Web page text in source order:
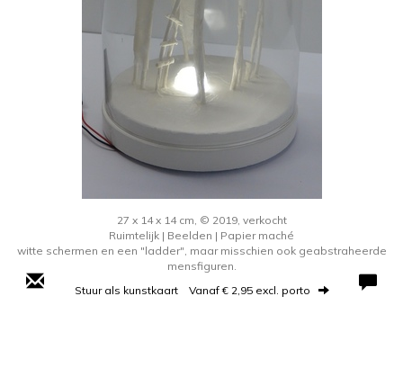
27 x 14 x 14 cm, © 2019, verkocht
Ruimtelijk | Beelden | Papier maché
witte schermen en een "ladder", maar misschien ook geabstraheerde
mensfiguren.
Stuur als kunstkaart Vanaf € 2,95 excl. porto